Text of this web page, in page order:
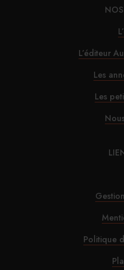
30/
Alfred Hotels ouvre
29/
InterContinental
Laure nommé
29/
Brown-Forman
L’éditeur
Les
Les
Politique